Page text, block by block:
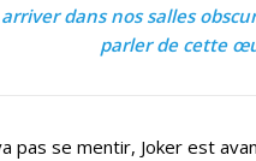
dans nos salles
parler de cette
pas se mentir, Joker est